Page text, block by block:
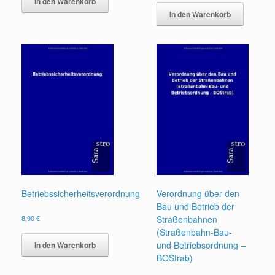
In den Warenkorb
Betriebssicherheitsverordnung
8,90€
In den Warenkorb
Verordnung über den
Bau und Betrieb der
Straßenbahnen
(Straßenbahn-Bau-
und Betriebsordnung –
BOStrab)